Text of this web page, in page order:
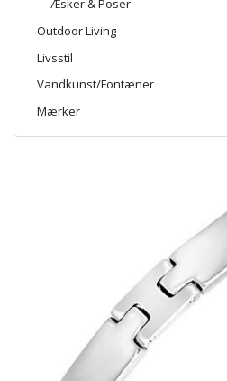
Æsker & Poser
Outdoor Living
Livsstil
Vandkunst/Fontæner
Mærker